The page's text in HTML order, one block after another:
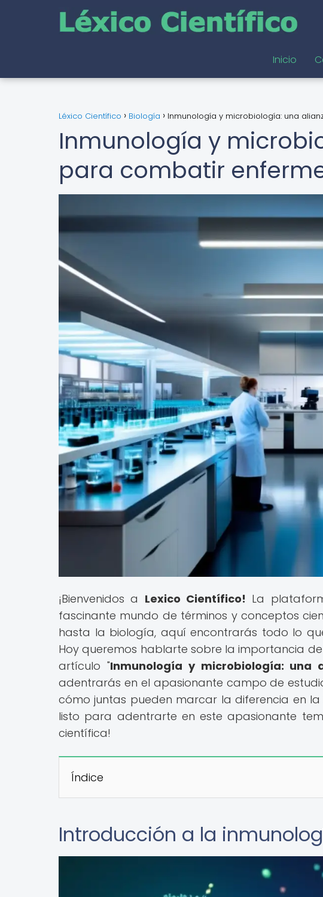
Inicio
Léxico Científico Biología Inmunología y microbiología: una
Inmunología y
para combatir
¡Bienvenidos a Lexico Científico! La
fascinante mundo de términos y conceptos
hasta la biología, aquí encontrarás todo lo
Hoy queremos hablarte sobre la importancia
artículo "Inmunología y microbiología: una
adentrarás en el apasionante campo de
cómo juntas pueden marcar la diferencia en
listo para adentrarte en este apasionante
científica!
Índice
Introducción a la